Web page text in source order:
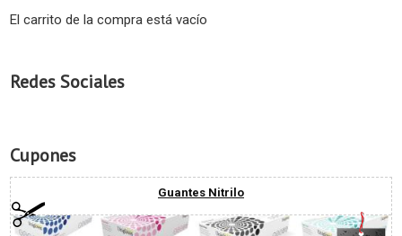
El carrito de la compra está vacío
Redes Sociales
Cupones
Guantes Nitrilo